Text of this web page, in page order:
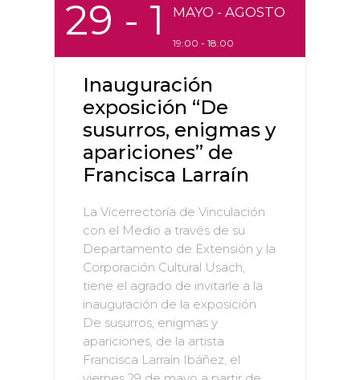
29 - 1 MAYO - AGOSTO
19:00 - 18:00
Inauguración
exposición “De
susurros, enigmas y
apariciones” de
Francisca Larraín
La Vicerrectoría de Vinculación
con el Medio a través de su
Departamento de Extensión y la
Corporación Cultural Usach,
tiene el agrado de invitarle a la
inauguración de la exposición
De susurros, enigmas y
apariciones, de la artista
Francisca Larraín Ibáñez, el